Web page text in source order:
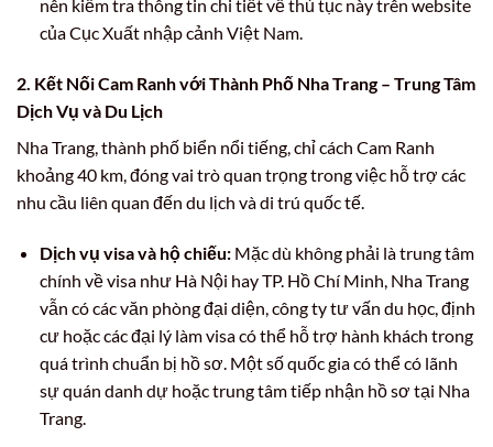
nên kiểm tra thông tin chi tiết về thủ tục này trên website
của Cục Xuất nhập cảnh Việt Nam.
2. Kết Nối Cam Ranh với Thành Phố Nha Trang – Trung Tâm
Dịch Vụ và Du Lịch
Nha Trang, thành phố biển nổi tiếng, chỉ cách Cam Ranh
khoảng 40 km, đóng vai trò quan trọng trong việc hỗ trợ các
nhu cầu liên quan đến du lịch và di trú quốc tế.
Dịch vụ visa và hộ chiếu:Mặc dù không phải là trung tâm
chính về visa như Hà Nội hay TP. Hồ Chí Minh, Nha Trang
vẫn có các văn phòng đại diện, công ty tư vấn du học, định
cư hoặc các đại lý làm visa có thể hỗ trợ hành khách trong
quá trình chuẩn bị hồ sơ. Một số quốc gia có thể có lãnh
sự quán danh dự hoặc trung tâm tiếp nhận hồ sơ tại Nha
Trang.